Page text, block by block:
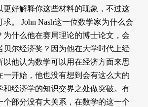
更好解释你这些材料的现象，不过这
。 John Nash这一位数学家为什么会
为什么他在赛局理论的博士论文，会
贝尔经济奖？因为他在大学时代上经
以他认为数学可以用在经济方面来思
一开始，他也没有想到会有这么大的
和经济学的知识交界之处做突破。有
个部分没有大关系，在数学的这一个